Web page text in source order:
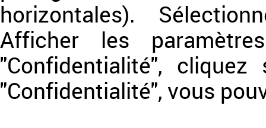
horizontales).
Afficher les
"Confidentialité",
"Confidentialité", vous